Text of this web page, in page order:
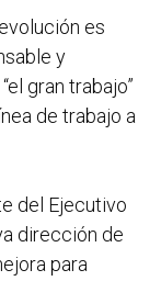
es
y
gran trabajo”
de trabajo a
del Ejecutivo
dirección de
para